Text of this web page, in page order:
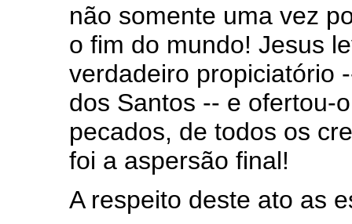
não somente uma vez
o fim do mundo! Jesus
verdadeiro propiciatório
dos Santos -- e ofertou-
pecados, de todos os
foi a aspersão final!
A respeito deste ato as